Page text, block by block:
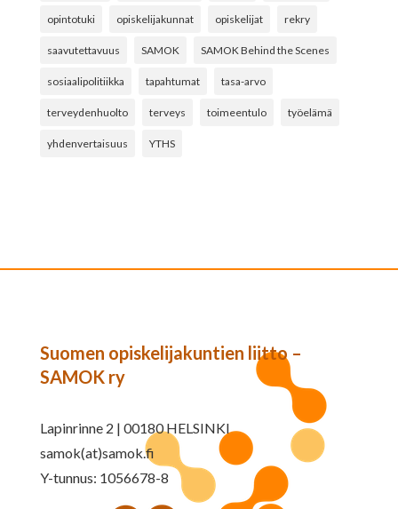
opintotuki opiskelijakunnat opiskelijat rekry
saavutettavuus SAMOK SAMOK Behind the Scenes
sosiaalipolitiikka tapahtumat tasa-arvo
terveydenhuolto terveys toimeentulo työelämä
yhdenvertaisuus YTHS
Suomen opiskelijakuntien liitto –
SAMOK ry
Lapinrinne 2 | 00180 HELSINKI
samok(at)samok.fi
Y-tunnus: 1056678-8